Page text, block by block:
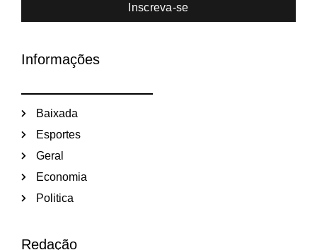
Inscreva-se
Informações
Baixada
Esportes
Geral
Economia
Politica
Redação